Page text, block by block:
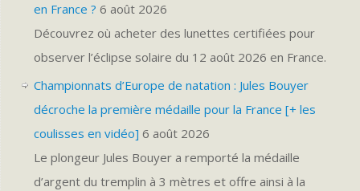
en France ? 6 août 2026
Découvrez où acheter des lunettes certifiées pour
observer l’éclipse solaire du 12 août 2026 en France.
Championnats d’Europe de natation : Jules Bouyer
décroche la première médaille pour la France [+ les
coulisses en vidéo] 6 août 2026
Le plongeur Jules Bouyer a remporté la médaille
d’argent du tremplin à 3 mètres et offre ainsi à la